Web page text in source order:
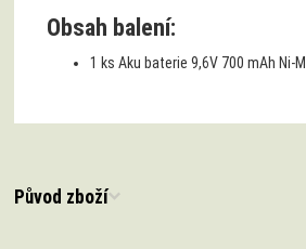
Obsah balení:
1 ks Aku baterie 9,6V 700 mAh Ni-
Původ zboží